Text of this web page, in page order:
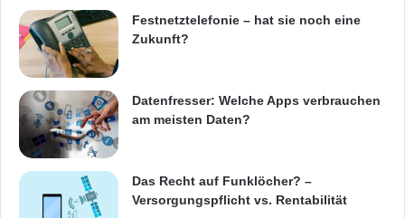
Arbeitgeber Beruf
Jobsuchmaschine
Suchmaschine Traumjob
Festnetztelefonie – hat sie noch eine
Zukunft?
Datenfresser: Welche Apps verbrauchen
am meisten Daten?
Das Recht auf Funklöcher? –
Versorgungspflicht vs. Rentabilität